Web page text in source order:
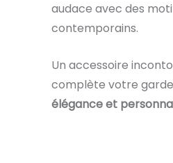
audace avec des
contemporains.
Un accessoire
complète votre
élégance et